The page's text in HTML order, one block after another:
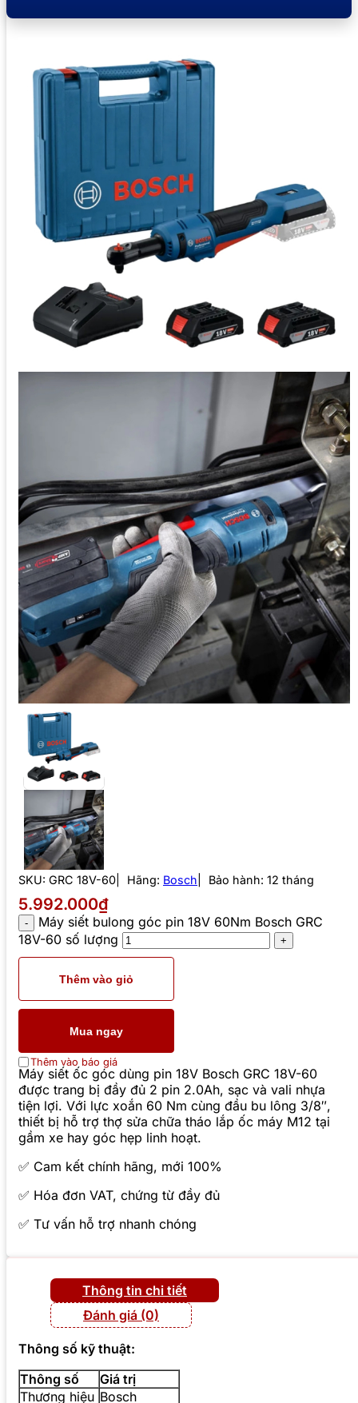
SKU: GRC 18V-60 Hãng: Bosch Bảo hành: 12 tháng
5.992.000₫
Máy siết bulong góc pin 18V 60Nm Bosch GRC
18V-60 số lượng
Thêm vào giỏ
Mua ngay
Thêm vào báo giá
Máy siết ốc góc dùng pin 18V Bosch GRC 18V-60
được trang bị đầy đủ 2 pin 2.0Ah, sạc và vali nhựa
tiện lợi. Với lực xoắn 60 Nm cùng đầu bu lông 3/8″,
thiết bị hỗ trợ thợ sửa chữa tháo lắp ốc máy M12 tại
gầm xe hay góc hẹp linh hoạt.
✅ Cam kết chính hãng, mới 100%
✅ Hóa đơn VAT, chứng từ đầy đủ
✅ Tư vấn hỗ trợ nhanh chóng
Thông tin chi tiết
Đánh giá (0)
Thông số kỹ thuật:
Thông số
Giá trị
Thương hiệu Bosch